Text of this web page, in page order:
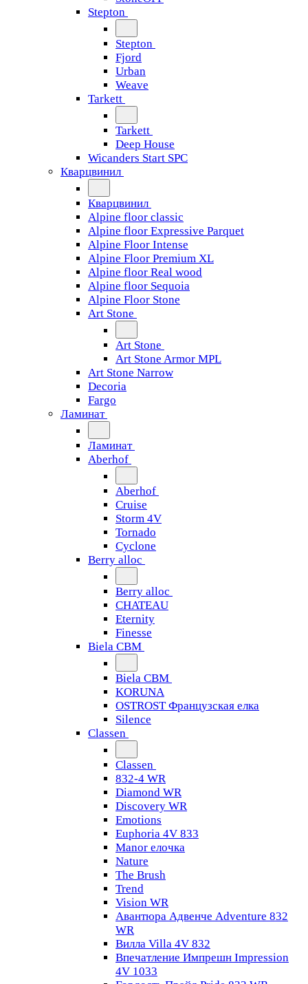
Stepton
Stepton
Fjord
Urban
Weave
Tarkett
Tarkett
Deep House
Wicanders Start SPC
Кварцвинил
Кварцвинил
Alpine floor classic
Alpine floor Expressive Parquet
Alpine Floor Intense
Alpine Floor Premium XL
Alpine floor Real wood
Alpine floor Sequoia
Alpine Floor Stone
Art Stone
Art Stone
Art Stone Armor MPL
Art Stone Narrow
Decoria
Fargo
Ламинат
Ламинат
Aberhof
Aberhof
Cruise
Storm 4V
Tornado
Сyclone
Berry alloc
Berry alloc
CHATEAU
Eternity
Finesse
Biela CBM
Biela CBM
KORUNA
OSTROST Французская елка
Silence
Classen
Classen
832-4 WR
Diamond WR
Discovery WR
Emotions
Euphoria 4V 833
Manor елочка
Nature
The Brush
Trend
Vision WR
Авантюра Адвенче Adventure 832
WR
Вилла Villa 4V 832
Впечатление Импрешн Impression
4V 1033